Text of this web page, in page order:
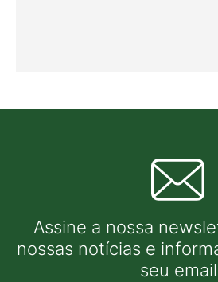
Assine a nossa
nossas notícias e
seu email